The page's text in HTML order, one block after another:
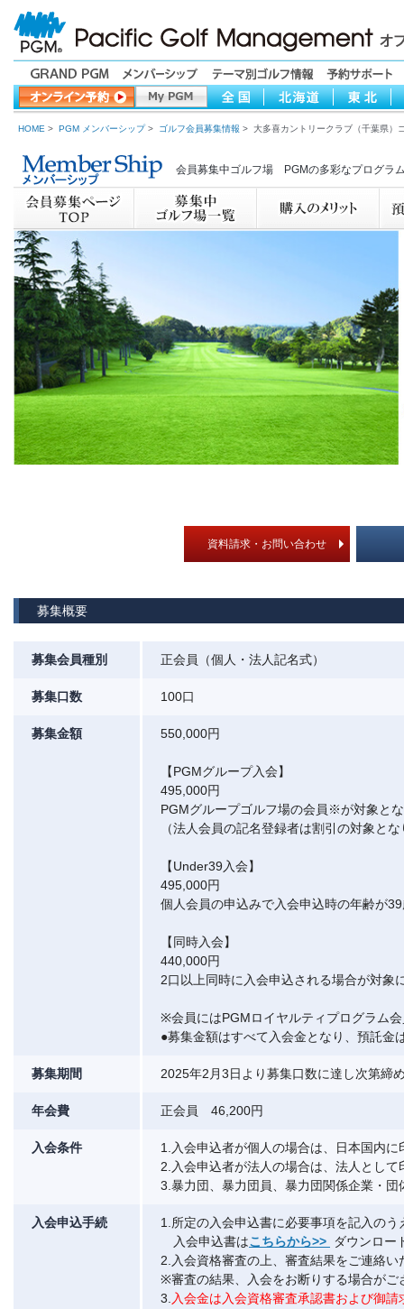
HOME > PGM メンバーシップ> ゴルフ会員募集情報 > 大多喜カントリークラブ（千葉県）
会員募集中ゴルフ場 PGMの多彩なプログラ
資料請求・お問い合わせ
募集概要
募集会員種別 正会員（個人・法人記名式）
募集口数 100口
募集金額 550,000円
【PGMグループ入会】
495,000円
PGMグループゴルフ場の会員※が対象と
（法人会員の記名登録者は割引の対象と
【Under39入会】
495,000円
個人会員の申込みで入会申込時の年齢が
【同時入会】
440,000円
2口以上同時に入会申込される場合が対象
※会員にはPGMロイヤルティプログラム
●募集金額はすべて入会金となり、預託金
募集期間 2025年2月3日より募集口数に達し次第締
年会費 正会員 46,200円
入会条件
1.入会申込者が個人の場合は、日本国内
2.入会申込者が法人の場合は、法人として
3.暴力団、暴力団員、暴力団関係企業・
入会申込手続
1.所定の入会申込書に必要事項を記入の
入会申込書はこちらから>>
ダウンロー
2.入会資格審査の上、審査結果をご連絡い
※審査の結果、入会をお断りする場合が
3. 入会金は入会資格審査承認書および御